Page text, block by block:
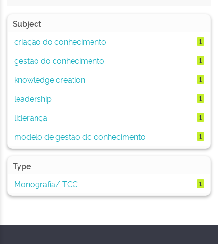
Subject
criação do conhecimento
1
gestão do conhecimento 1
knowledge creation 1
leadership 1
liderança 1
modelo de gestão do conhecimento 1
Type
Monografia/ TCC
1